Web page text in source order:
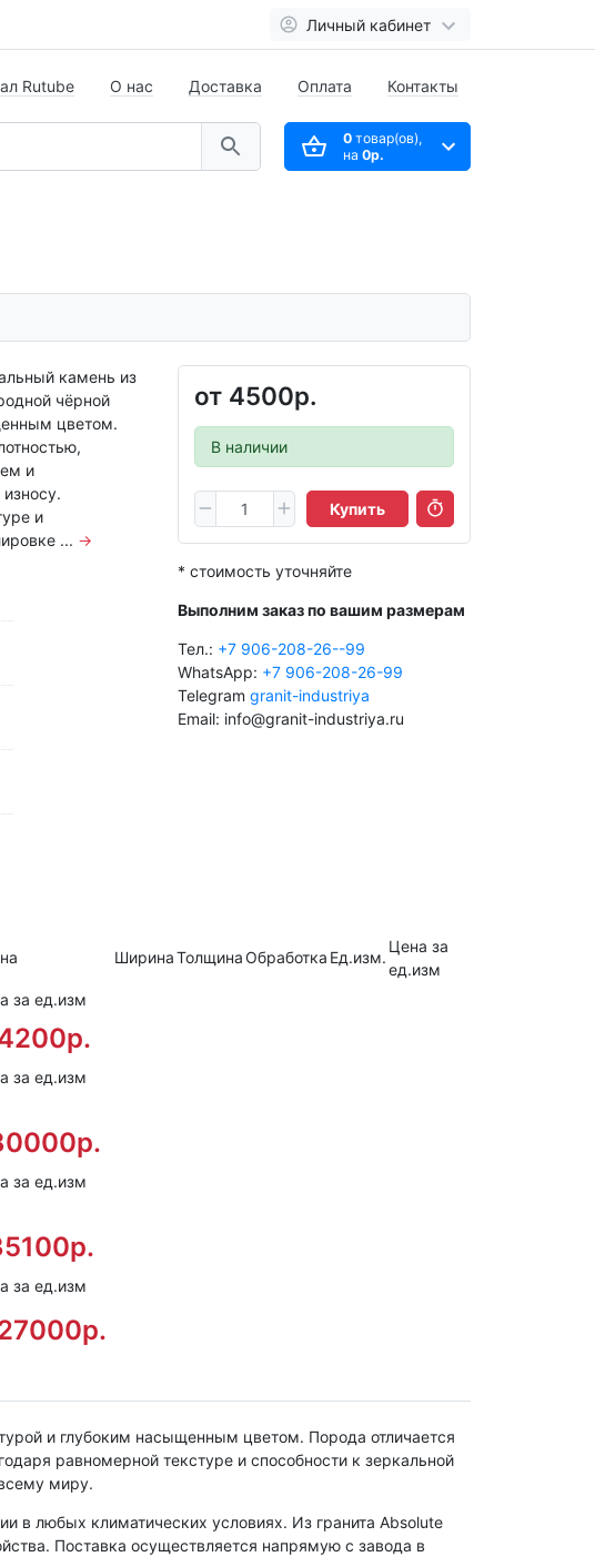
Личный кабинет
Rutube О нас Доставка Оплата Контакты
0товар(ов),
на 0р.
от 4500р.
В наличии
Купить
* стоимость уточняйте
Выполним заказ по вашим размерам
Тел.: +7 906-208-26--99
WhatsApp: +7 906-208-26-99
Telegram granit-industriya
Email: info@granit-industriya.ru
камень из
чёрной
цветом.
и
и
... →
ШиринаТолщинаОбработка Ед.изм.
Цена за
ед.изм
за ед.изм
за ед.изм
за ед.изм
за ед.изм
и глубоким насыщенным цветом. Порода отличается
равномерной текстуре и способности к зеркальной
миру.
в любых климатических условиях. Из гранита Absolute
Поставка осуществляется напрямую с завода в